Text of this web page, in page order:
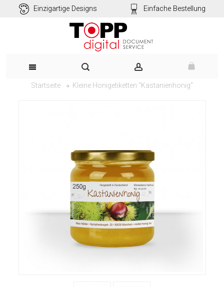
Einzigartige Designs Einfache Bestellung
Startseite Kleine Honigetiketten "Kastanienhonig"